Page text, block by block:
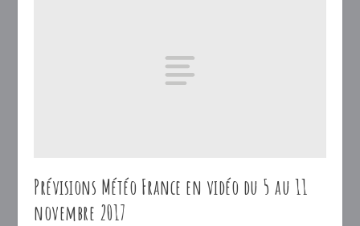
Prévisions Météo France en vidéo du 5 au 11
novembre 2017